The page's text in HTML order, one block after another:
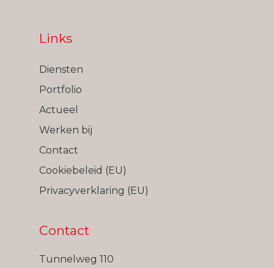
Links
Diensten
Portfolio
Actueel
Werken bij
Contact
Cookiebeleid (EU)
Privacyverklaring (EU)
Contact
Tunnelweg 110